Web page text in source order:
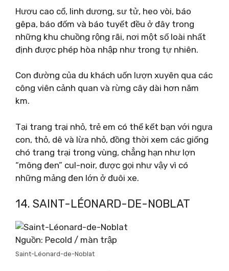
Hươu cao cổ, linh dương, sư tử, heo vòi, báo
gêpa, báo đốm và báo tuyết đều ở đây trong
những khu chuồng rộng rãi, nơi một số loài nhất
định được phép hòa nhập như trong tự nhiên.
Con đường của du khách uốn lượn xuyên qua các
công viên cảnh quan và rừng cây dài hơn năm
km.
Tại trang trại nhỏ, trẻ em có thể kết bạn với ngựa
con, thỏ, dê và lừa nhỏ, đồng thời xem các giống
chó trang trại trong vùng, chẳng hạn như lợn
“mông đen” cul-noir, được gọi như vậy vì có
những mảng đen lớn ở đuôi xe.
14. SAINT-LÉONARD-DE-NOBLAT
Nguồn: Pecold / màn trập
Saint-Léonard-de-Noblat